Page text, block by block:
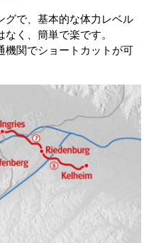
グで、基本的な体力レベル
く、簡単で楽です。
機関でショートカットが可